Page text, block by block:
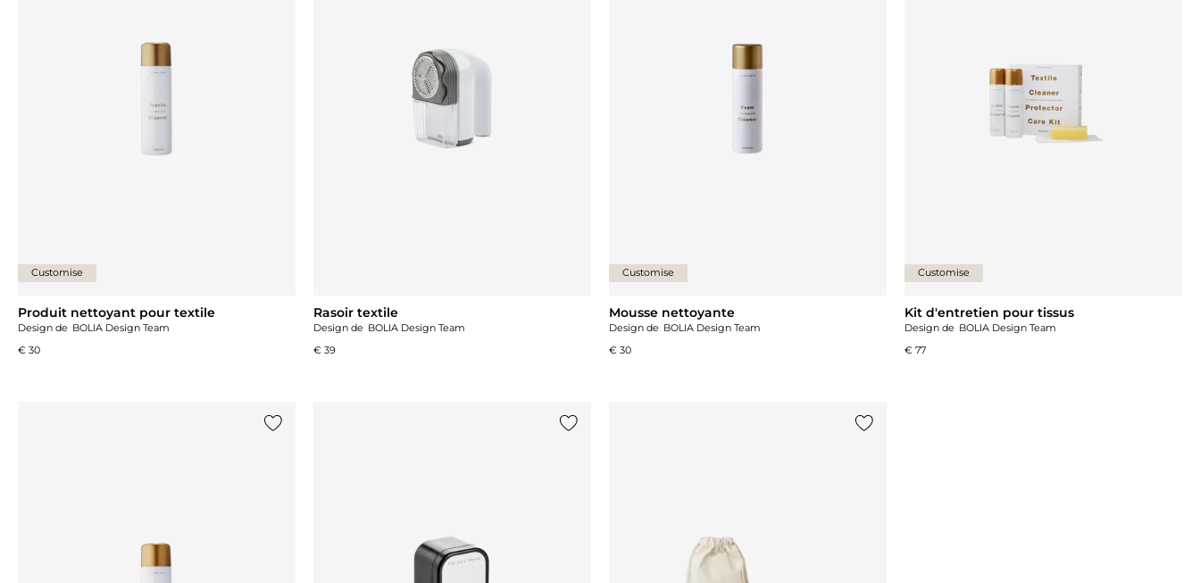
Customise
Produit nettoyant pour textile
Design de BOLIA Design Team
€ 30
Rasoir textile
Design de BOLIA Design Team
€ 39
Customise
Mousse nettoyante
Design de BOLIA Design Team
€ 30
Customise
Kit d'entretien pour tissus
Design de BOLIA Design Team
€ 77